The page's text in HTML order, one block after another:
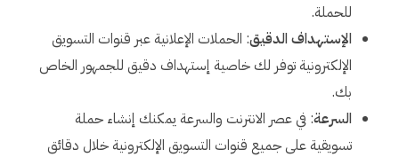
للحملة.
الإستهداف الدقيق: الحملات الإعلانية عبر قنوات التسويق
الإلكترونية توفر لك خاصية إستهداف دقيق للجمهور الخاص
بك.
السرعة: في عصر الانترنت والسرعة يمكنك إنشاء حملة
تسويقية على جميع قنوات التسويق الإلكترونية خلال دقائق